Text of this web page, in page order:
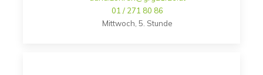
01 / 271 80 86
Mittwoch, 5. Stunde